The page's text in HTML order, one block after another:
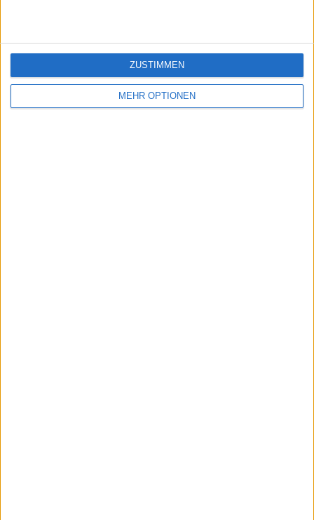
MEHR OPTIONEN
ZUSTIMMEN